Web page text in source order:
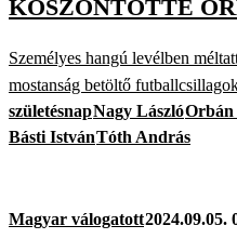
KÖSZÖNTÖTTE
Személyes hangú levélben
mostanság betöltő
születésnapNagy László
Básti IstvánTóth András
Magyar válogatott2024.09.05.